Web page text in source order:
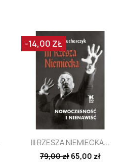
Szybki podgląd
III RZESZA NIEMIECKA...
79,00 zł 65,00 zł
-14,00 ZŁ